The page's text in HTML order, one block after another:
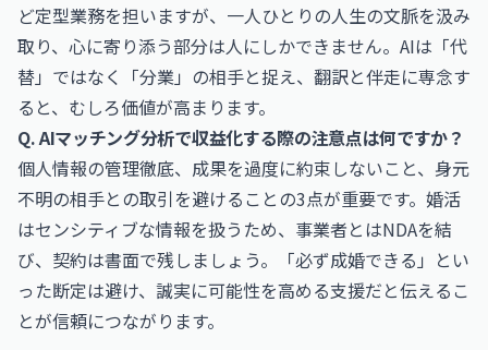
ど定型業務を担いますが、一人ひとりの人生の文脈を汲み
取り、心に寄り添う部分は人にしかできません。AIは「代
替」ではなく「分業」の相手と捉え、翻訳と伴走に専念す
ると、むしろ価値が高まります。
Q. AIマッチング分析で収益化する際の注意点は何ですか？
個人情報の管理徹底、成果を過度に約束しないこと、身元
不明の相手との取引を避けることの3点が重要です。婚活
はセンシティブな情報を扱うため、事業者とはNDAを結
び、契約は書面で残しましょう。「必ず成婚できる」とい
った断定は避け、誠実に可能性を高める支援だと伝えるこ
とが信頼につながります。